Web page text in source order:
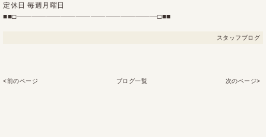
定休日 毎週月曜日
■■□―――――――――――――――――――□■■
スタッフブログ
<前のページ ブログ一覧 次のページ>